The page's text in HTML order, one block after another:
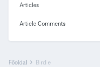
Articles
Article Comments
Főoldal Birdie